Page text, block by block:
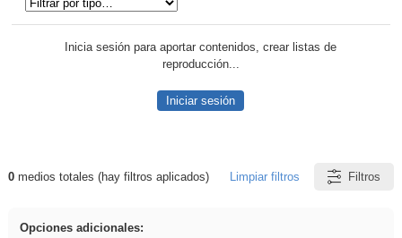
Inicia sesión para aportar contenidos, crear listas de
reproducción...
Iniciar sesión
Resultados de: islamismo
0medios totales (hay filtros aplicados) Limpiar filtros Filtros
Opciones adicionales: